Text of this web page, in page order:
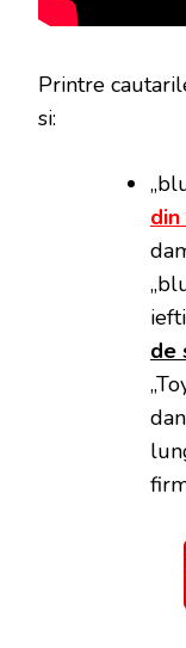
Printre
si:
de